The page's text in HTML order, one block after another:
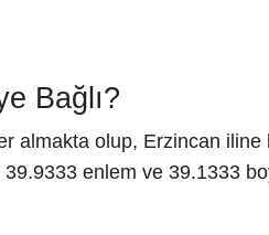
Bağlı?
almakta olup, Erzincan iline
39.9333 enlem ve 39.1333